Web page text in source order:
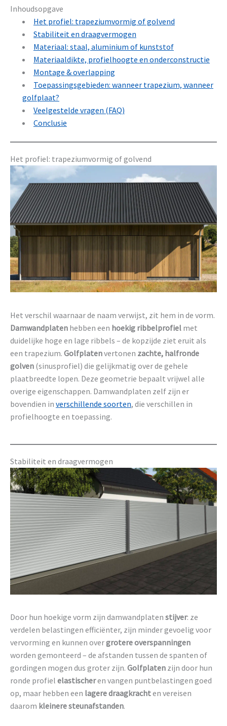
Inhoudsopgave
Het profiel: trapeziumvormig of golvend
Stabiliteit en draagvermogen
Materiaal: staal, aluminium of kunststof
Materiaaldikte, profielhoogte en onderconstructie
Montage & overlapping
Toepassingsgebieden: wanneer trapezium, wanneer
golfplaat?
Veelgestelde vragen (FAQ)
Conclusie
Het profiel: trapeziumvormig of golvend
Het verschil waarnaar de naam verwijst, zit hem in de vorm.
Damwandplaten hebben een hoekig ribbelprofiel met
duidelijke hoge en lage ribbels – de kopzijde ziet eruit als
een trapezium. Golfplatenvertonen zachte, halfronde
golven (sinusprofiel) die gelijkmatig over de gehele
plaatbreedte lopen. Deze geometrie bepaalt vrijwel alle
overige eigenschappen. Damwandplaten zelf zijn er
bovendien in verschillende soorten, die verschillen in
profielhoogte en toepassing.
Stabiliteit en draagvermogen
Door hun hoekige vorm zijn damwandplaten stijver: ze
verdelen belastingen efficiënter, zijn minder gevoelig voor
vervorming en kunnen overgrotere overspanningen
worden gemonteerd – de afstanden tussen de spanten of
gordingen mogen dus groter zijn. Golfplaten zijn door hun
ronde profiel elastischeren vangen puntbelastingen goed
op, maar hebben een lagere draagkrachten vereisen
daarom kleinere steunafstanden.